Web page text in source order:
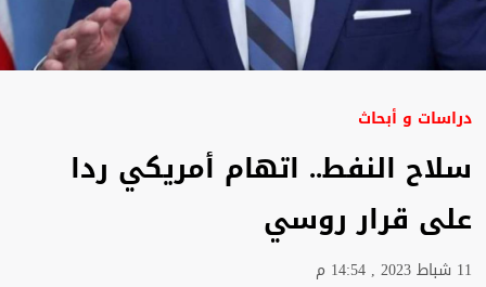
دراسات و أبحاث
سلاح النفط.. اتهام أمريكي ردا
على قرار روسي
11 شباط 2023 , 14:54 م